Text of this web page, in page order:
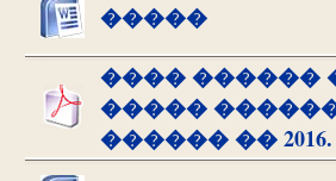
�����
���� ������
�����
������ ��